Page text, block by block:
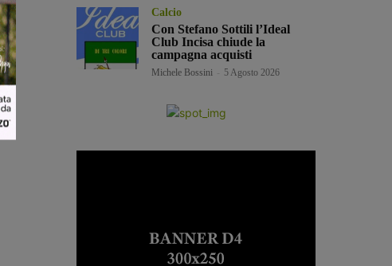
Calcio
Con Stefano Sottili l’Ideal
Club Incisa chiude la
campagna acquisti
Michele Bossini 5 Agosto 2026